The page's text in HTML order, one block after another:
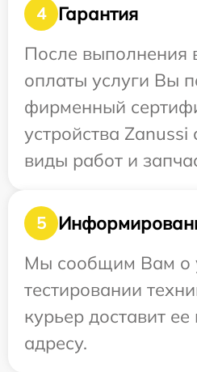
4
Гарантия
После выполнения
оплаты услуги Вы
фирменный
устройства Zanussi
виды работ и
5
Мы сообщим Вам о
тестировании
курьер доставит
адресу.